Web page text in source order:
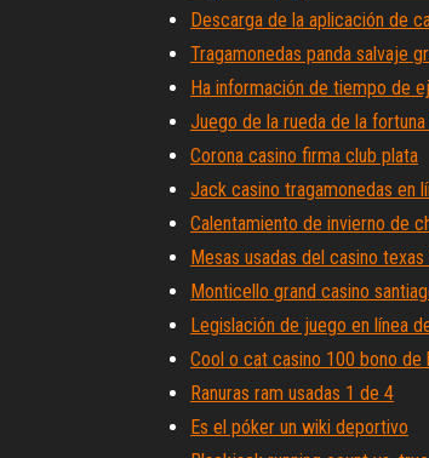
Descarga de la aplicación de
Tragamonedas panda salvaje
Ha información de tiempo de
Juego de la rueda de la
Corona casino firma club plata
Jack casino tragamonedas en
Calentamiento de invierno de
Mesas usadas del casino texas
Monticello grand casino
Legislación de juego en línea
Cool o cat casino 100 bono de
Ranuras ram usadas 1 de 4
Es el póker un wiki deportivo